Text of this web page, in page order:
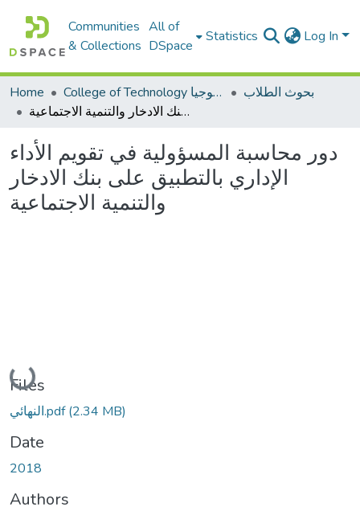
Communities
& Collections
All of
DSpace
Statistics Log In
Home College of Technology كلية التكنولوجيا
بحوث الطلاب
دور محاسبة المسؤولية في تقويم الأداء الإداري بالتطبيق على بنك الادخار والتنمية الاجتماعية
دور محاسبة المسؤولية في تقويم الأداء
الإداري بالتطبيق على بنك الادخار
والتنمية الاجتماعية
Loading...
Files
النهائي.pdf(2.34 MB)
Date
2018
Authors